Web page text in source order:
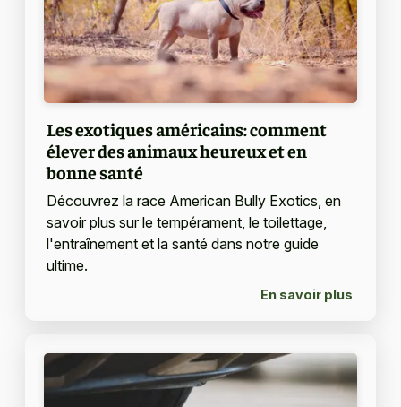
Les exotiques américains: comment
élever des animaux heureux et en
bonne santé
Découvrez la race American Bully Exotics, en
savoir plus sur le tempérament, le toilettage,
l'entraînement et la santé dans notre guide
ultime.
En savoir plus